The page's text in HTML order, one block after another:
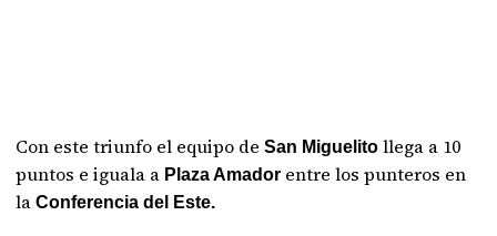
Con este triunfo el equipo deSan Miguelito llega a 10
puntos e iguala a Plaza Amador entre los punteros en
laConferencia del Este.